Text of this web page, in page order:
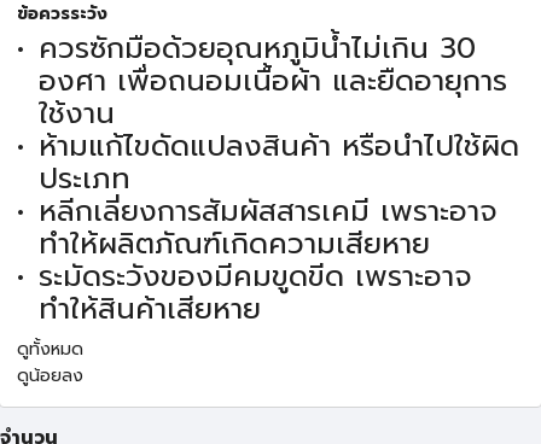
ข้อควรระวัง
ควรซักมือด้วยอุณหภูมิน้ำไม่เกิน 30
องศา เพื่อถนอมเนื้อผ้า และยืดอายุการ
ใช้งาน
ห้ามแก้ไขดัดแปลงสินค้า หรือนำไปใช้ผิด
ประเภท
หลีกเลี่ยงการสัมผัสสารเคมี เพราะอาจ
ทำให้ผลิตภัณฑ์เกิดความเสียหาย
ระมัดระวังของมีคมขูดขีด เพราะอาจ
ทำให้สินค้าเสียหาย
ดูทั้งหมด
ดูน้อยลง
จำนวน